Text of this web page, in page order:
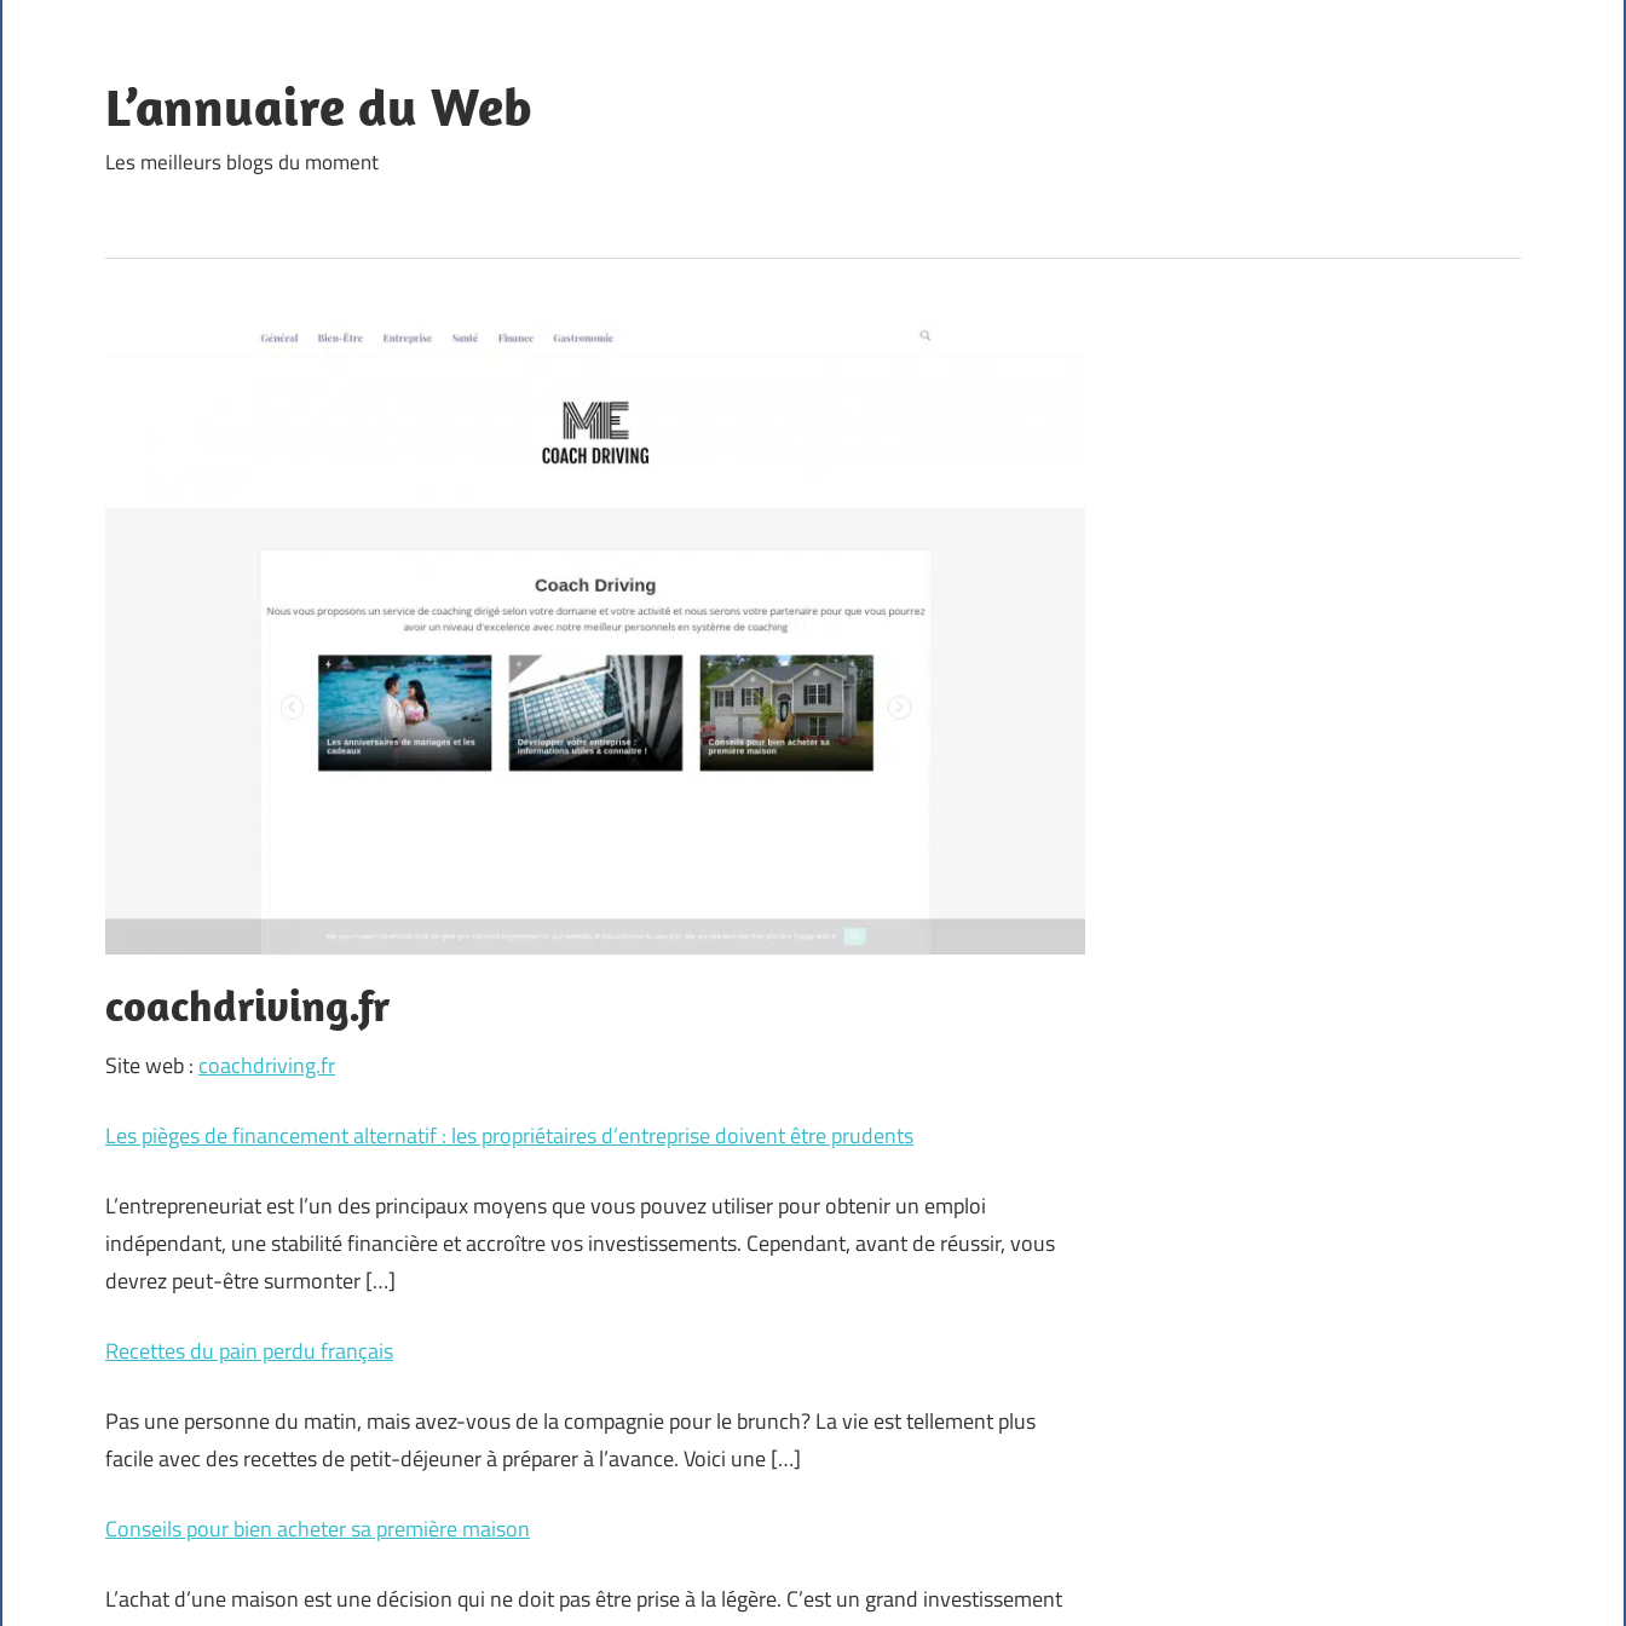
content
L’annuaire du Web
Les meilleurs blogs du moment
coachdriving.fr
Site web : coachdriving.fr
Les pièges de financement alternatif : les propriétaires d’entreprise doivent être prudents
L’entrepreneuriat est l’un des principaux moyens que vous pouvez utiliser pour obtenir un emploi
indépendant, une stabilité financière et accroître vos investissements. Cependant, avant de réussir, vous
devrez peut-être surmonter […]
Recettes du pain perdu français
Pas une personne du matin, mais avez-vous de la compagnie pour le brunch? La vie est tellement plus
facile avec des recettes de petit-déjeuner à préparer à l’avance. Voici une […]
Conseils pour bien acheter sa première maison
L’achat d’une maison est une décision qui ne doit pas être prise à la légère. C’est un grand investissement